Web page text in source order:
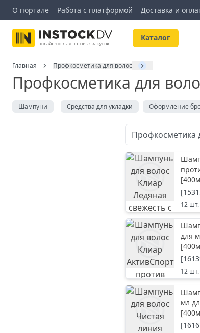
О портале Работа с платформой Доставка и
Kаталог
Главная Профкосметика для волос
Профкосметика для
Шампуни Средства для укладки Оформление
Профкосметика
[
[
12
для
[
[
12
мл
[
[